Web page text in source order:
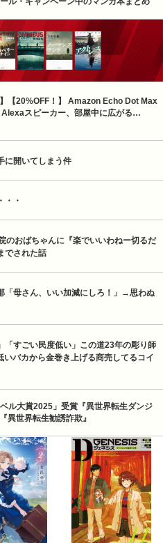
【20%OFF！】 Amazon Echo Dot Max
スピーカー、部屋中に広がる…
に開いてしまう件
・・
のおばちゃんに『楽でいいわねー切るだ
でされた話
「母さん、いい加減にしろ！」→思わぬ
「すごい民度低い」この道23年の彫り師
バカから金巻き上げる商売してるコイ
ル大賞2025」受賞『異世界転生ダンジ
異世界転生勧誘詐欺』